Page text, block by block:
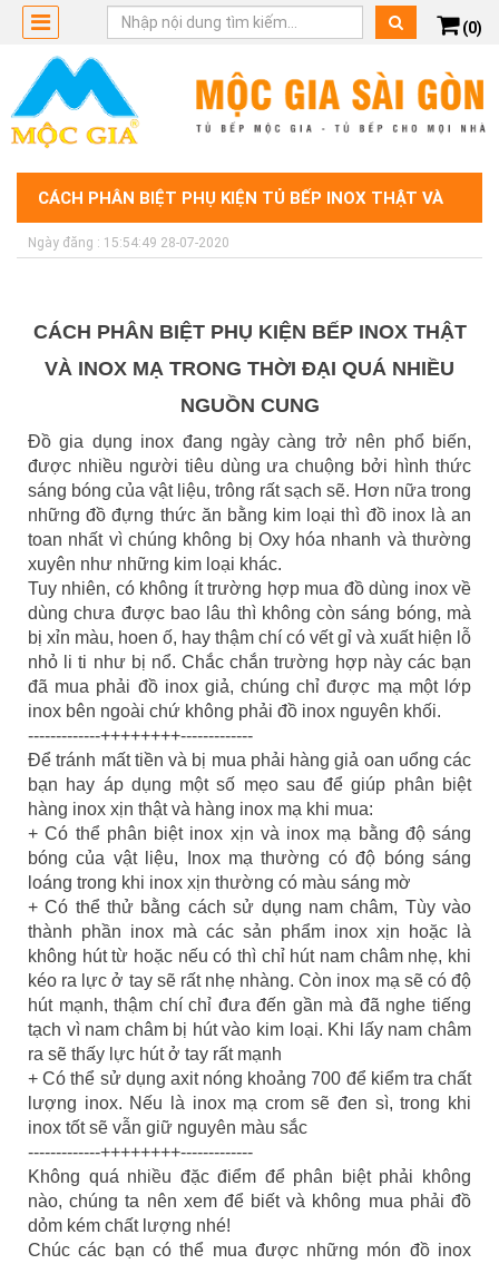
(0)
CÁCH PHÂN BIỆT PHỤ KIỆN TỦ BẾP INOX THẬT VÀ
INOX MẠ TRONG THỜI ĐẠI QUÁ NHIỀU NGUỒN CUNG
Ngày đăng : 15:54:49 28-07-2020
CÁCH PHÂN BIỆT PHỤ KIỆN BẾP INOX THẬT
VÀ INOX MẠ TRONG THỜI ĐẠI QUÁ NHIỀU
NGUỒN CUNG
Đồ gia dụng inox đang ngày càng trở nên phổ biến,
được nhiều người tiêu dùng ưa chuộng bởi hình thức
sáng bóng của vật liệu, trông rất sạch sẽ. Hơn nữa trong
những đồ đựng thức ăn bằng kim loại thì đồ inox là an
toan nhất vì chúng không bị Oxy hóa nhanh và thường
xuyên như những kim loại khác.
Tuy nhiên, có không ít trường hợp mua đồ dùng inox về
dùng chưa được bao lâu thì không còn sáng bóng, mà
bị xỉn màu, hoen ố, hay thậm chí có vết gỉ và xuất hiện lỗ
nhỏ li ti như bị nổ. Chắc chắn trường hợp này các bạn
đã mua phải đồ inox giả, chúng chỉ được mạ một lớp
inox bên ngoài chứ không phải đồ inox nguyên khối.
-------------++++++++-------------
Để tránh mất tiền và bị mua phải hàng giả oan uổng các
bạn hay áp dụng một số mẹo sau để giúp phân biệt
hàng inox xịn thật và hàng inox mạ khi mua:
+ Có thể phân biệt inox xịn và inox mạ bằng độ sáng
bóng của vật liệu, Inox mạ thường có độ bóng sáng
loáng trong khi inox xịn thường có màu sáng mờ
+ Có thể thử bằng cách sử dụng nam châm, Tùy vào
thành phần inox mà các sản phẩm inox xịn hoặc là
không hút từ hoặc nếu có thì chỉ hút nam châm nhẹ, khi
kéo ra lực ở tay sẽ rất nhẹ nhàng. Còn inox mạ sẽ có độ
hút mạnh, thậm chí chỉ đưa đến gần mà đã nghe tiếng
tạch vì nam châm bị hút vào kim loại. Khi lấy nam châm
ra sẽ thấy lực hút ở tay rất mạnh
+ Có thể sử dụng axit nóng khoảng 700 để kiểm tra chất
lượng inox. Nếu là inox mạ crom sẽ đen sì, trong khi
inox tốt sẽ vẫn giữ nguyên màu sắc
-------------++++++++-------------
Không quá nhiều đặc điểm để phân biệt phải không
nào, chúng ta nên xem để biết và không mua phải đồ
dỏm kém chất lượng nhé!
Chúc các bạn có thể mua được những món đồ inox